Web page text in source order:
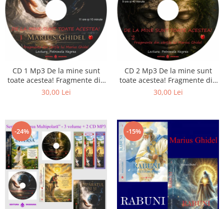
CD 1 Mp3 De la mine sunt
toate acestea! Fragmente din
cărțile lui Marius Ghidel
30,00 Lei
CD 2 Mp3 De la mine sunt
toate acestea! Fragmente din
cărțile lui Marius Ghidel
30,00 Lei
-24% -15%